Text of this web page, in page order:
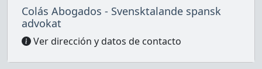
Colás Abogados - Svensktalande spansk
advokat
Ver dirección y datos de contacto